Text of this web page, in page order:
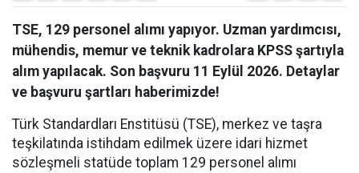
TSE, 129 personel alımı yapıyor. Uzman yardımcısı,
mühendis, memur ve teknik kadrolara KPSS şartıyla
alım yapılacak. Son başvuru 11 Eylül 2026. Detaylar
ve başvuru şartları haberimizde!
Türk Standardları Enstitüsü (TSE), merkez ve taşra
teşkilatında istihdam edilmek üzere idari hizmet
sözleşmeli statüde toplam 129 personel alımı